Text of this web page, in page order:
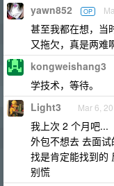
yawn852 OP
甚至我都在想，当
又拖欠，真是两难
kongweishang3
学技术，等待。
Light3 Mar 6,
我上次 2 个月吧...
外包不想去 去面
找是肯定能找到的
别慌